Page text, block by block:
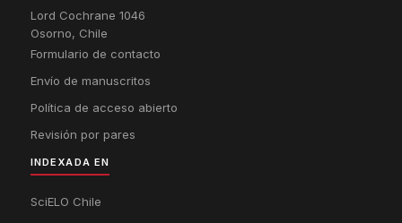
Lord Cochrane 1046
Osorno, Chile
Formulario de contacto
Envío de manuscritos
Política de acceso abierto
Revisión por pares
INDEXADA EN
SciELO Chile